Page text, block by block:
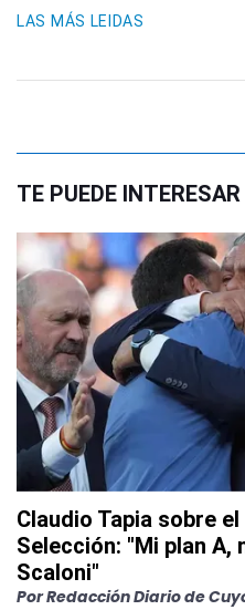
LAS MÁS LEIDAS
TE PUEDE INTERESAR
Claudio Tapia sobre
Selección: "Mi plan A,
Scaloni"
PorRedacción Diario de